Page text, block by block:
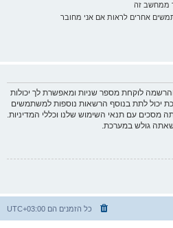
ממחשב זה
אחרים לראות אם אני מחובר
לוקחת מספר שניות ומאפשרת לך יכולות
יכול לתת בנוסף הרשאות נוספות למשתמשים
עם תנאי השימוש שלנו וכללי המדיניות.
שאתה גולש במערכת.
כל הזמנים הם UTC+03:00